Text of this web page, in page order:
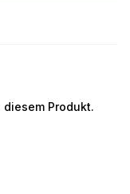
Produkt.